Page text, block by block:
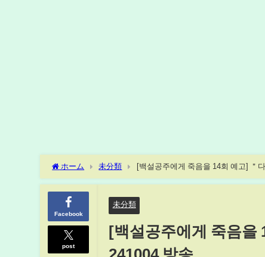
ホーム 未分類 [백설공주에게 죽음을 14회 예고] ＂
Facebook
post
未分類
[백설공주에게 죽음을
241004 방송